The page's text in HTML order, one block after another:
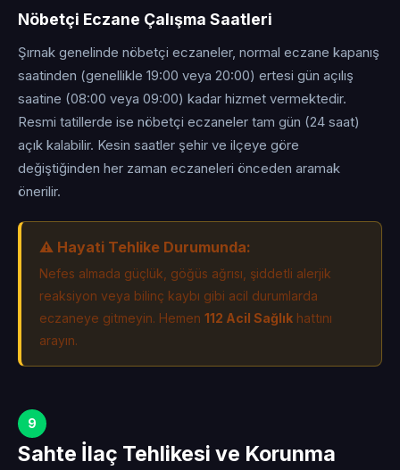
Nöbetçi Eczane Çalışma Saatleri
Şırnak genelinde nöbetçi eczaneler, normal eczane kapanış
saatinden (genellikle 19:00 veya 20:00) ertesi gün açılış
saatine (08:00 veya 09:00) kadar hizmet vermektedir.
Resmi tatillerde ise nöbetçi eczaneler tam gün (24 saat)
açık kalabilir. Kesin saatler şehir ve ilçeye göre
değiştiğinden her zaman eczaneleri önceden aramak
önerilir.
⚠️ Hayati Tehlike Durumunda:
Nefes almada güçlük, göğüs ağrısı, şiddetli alerjik
reaksiyon veya bilinç kaybı gibi acil durumlarda
eczaneye gitmeyin. Hemen 112 Acil Sağlık hattını
arayın.
9
Sahte İlaç Tehlikesi ve Korunma